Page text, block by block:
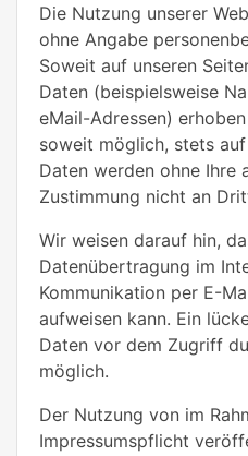
Die Nutzung unserer
ohne Angabe
Soweit auf unseren
Daten (beispielsweise
eMail-Adressen)
soweit möglich, stets
Daten werden ohne Ihre
Zustimmung nicht an
Wir weisen darauf hin,
Datenübertragung im
Kommunikation per E-
aufweisen kann. Ein
Daten vor dem Zugriff
möglich.
Der Nutzung von im
Impressumspflicht